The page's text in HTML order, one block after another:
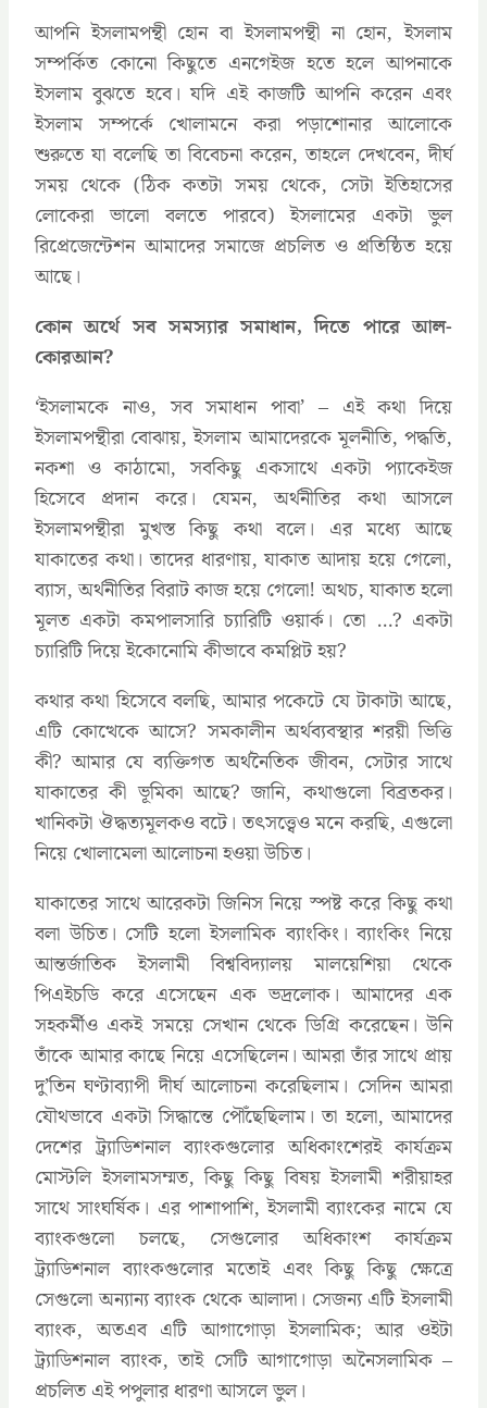
আপনি ইসলামপন্থী হোন বা ইসলামপন্থী না হোন, ইসলাম
সম্পর্কিত কোনো কিছুতে এনগেইজ হতে হলে আপনাকে
ইসলাম বুঝতে হবে। যদি এই কাজটি আপনি করেন এবং
ইসলাম সম্পর্কে খোলামনে করা পড়াশোনার আলোকে
শুরুতে যা বলেছি তা বিবেচনা করেন, তাহলে দেখবেন, দীর্ঘ
সময় থেকে (ঠিক কতটা সময় থেকে, সেটা ইতিহাসের
লোকেরা ভালো বলতে পারবে) ইসলামের একটা ভুল
রিপ্রেজেন্টেশন আমাদের সমাজে প্রচলিত ও প্রতিষ্ঠিত হয়ে
আছে।
কোন অর্থে সব সমস্যার সমাধান, দিতে পারে আল-
কোরআন?
‘ইসলামকে নাও, সব সমাধান পাবা’ – এই কথা দিয়ে
ইসলামপন্থীরা বোঝায়, ইসলাম আমাদেরকে মূলনীতি, পদ্ধতি,
নকশা ও কাঠামো, সবকিছু একসাথে একটা প্যাকেইজ
হিসেবে প্রদান করে। যেমন, অর্থনীতির কথা আসলে
ইসলামপন্থীরা মুখস্ত কিছু কথা বলে। এর মধ্যে আছে
যাকাতের কথা। তাদের ধারণায়, যাকাত আদায় হয়ে গেলো,
ব্যাস, অর্থনীতির বিরাট কাজ হয়ে গেলো! অথচ, যাকাত হলো
মূলত একটা কমপালসারি চ্যারিটি ওয়ার্ক। তো …? একটা
চ্যারিটি দিয়ে ইকোনোমি কীভাবে কমপ্লিট হয়?
কথার কথা হিসেবে বলছি, আমার পকেটে যে টাকাটা আছে,
এটি কোত্থেকে আসে? সমকালীন অর্থব্যবস্থার শরয়ী ভিত্তি
কী? আমার যে ব্যক্তিগত অর্থনৈতিক জীবন, সেটার সাথে
যাকাতের কী ভূমিকা আছে? জানি, কথাগুলো বিব্রতকর।
খানিকটা ঔদ্ধত্যমূলকও বটে। তৎসত্ত্বেও মনে করছি, এগুলো
নিয়ে খোলামেলা আলোচনা হওয়া উচিত।
যাকাতের সাথে আরেকটা জিনিস নিয়ে স্পষ্ট করে কিছু কথা
বলা উচিত। সেটি হলো ইসলামিক ব্যাংকিং। ব্যাংকিং নিয়ে
আন্তর্জাতিক ইসলামী বিশ্ববিদ্যালয় মালয়েশিয়া থেকে
পিএইচডি করে এসেছেন এক ভদ্রলোক। আমাদের এক
সহকর্মীও একই সময়ে সেখান থেকে ডিগ্রি করেছেন। উনি
তাঁকে আমার কাছে নিয়ে এসেছিলেন। আমরা তাঁর সাথে প্রায়
দু’তিন ঘণ্টাব্যাপী দীর্ঘ আলোচনা করেছিলাম। সেদিন আমরা
যৌথভাবে একটা সিদ্ধান্তে পৌঁছেছিলাম। তা হলো, আমাদের
দেশের ট্র্যাডিশনাল ব্যাংকগুলোর অধিকাংশেরই কার্যক্রম
মোস্টলি ইসলামসম্মত, কিছু কিছু বিষয় ইসলামী শরীয়াহর
সাথে সাংঘর্ষিক। এর পাশাপাশি, ইসলামী ব্যাংকের নামে যে
ব্যাংকগুলো চলছে, সেগুলোর অধিকাংশ কার্যক্রম
ট্র্যাডিশনাল ব্যাংকগুলোর মতোই এবং কিছু কিছু ক্ষেত্রে
সেগুলো অন্যান্য ব্যাংক থেকে আলাদা। সেজন্য এটি ইসলামী
ব্যাংক, অতএব এটি আগাগোড়া ইসলামিক; আর ওইটা
ট্র্যাডিশনাল ব্যাংক, তাই সেটি আগাগোড়া অনৈসলামিক –
প্রচলিত এই পপুলার ধারণা আসলে ভুল।